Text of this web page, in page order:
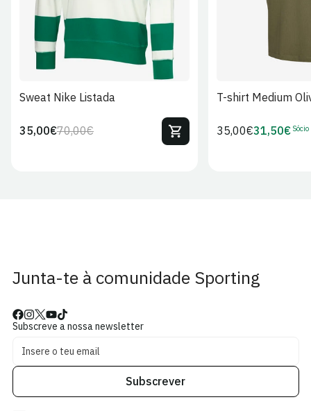
Sweat Nike Listada
Preço
70,00€Preço
35,00€
T-shirt Medium
Preço
35,00€Preço
31,50€ Sócio
Junta-te à comunidade Sporting
Subscreve a nossa newsletter
Subscrever